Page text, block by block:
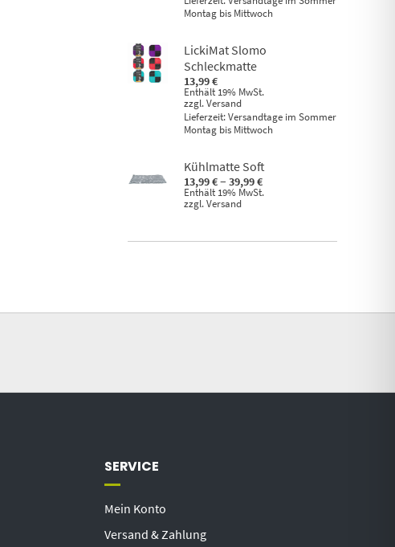
Montag bis Mittwoch
LickiMat Slomo
Schleckmatte
13,99€
Enthält 19% MwSt.
zzgl.Versand
Lieferzeit: Versandtage im Sommer
Montag bis Mittwoch
Kühlmatte Soft
13,99€– 39,99€Preisspanne:
13,99 €
Enthält 19% MwSt.
zzgl.Versand
SERVICE
Mein Konto
Versand & Zahlung